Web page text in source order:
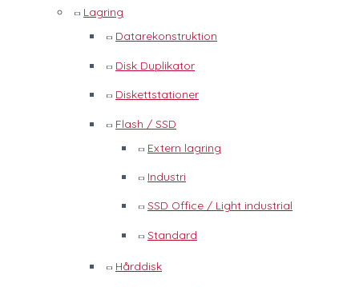
Lagring
Datarekonstruktion
Disk Duplikator
Diskettstationer
Flash / SSD
Extern lagring
Industri
SSD Office / Light industrial
Standard
Hårddisk